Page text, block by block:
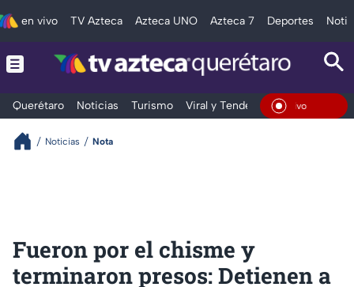
en vivo TV Azteca Azteca UNO Azteca 7 Deportes
Querétaro Noticias Turismo Viral y Tendencia Clima
En Vivo
Noticias Nota
Fueron por el chisme y
terminaron presos: Detienen a